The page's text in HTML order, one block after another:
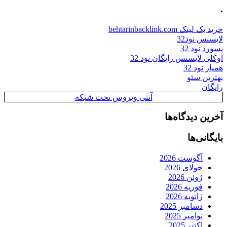
.
خرید بک لینک behtarinbacklink.com
لایسنس نود32
پسورد نود 32
اوکلی لایسنس رایگان نود 32
همیار نود 32
بهترین سئو
رایگان
آنتی ویروس تحت شبکه
آخرین دیدگاه‌ها
بایگانی‌ها
آگوست 2026
جولای 2026
ژوئن 2026
فوریه 2026
ژانویه 2026
دسامبر 2025
نوامبر 2025
اکتبر 2025